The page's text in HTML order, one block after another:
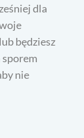
dla
będziesz
sporem
nie